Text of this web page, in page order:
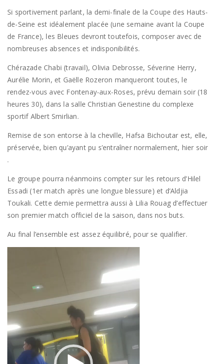
Si sportivement parlant, la demi-finale de la Coupe des Hauts-
de-Seine est idéalement placée (une semaine avant la Coupe
de France), les Bleues devront toutefois, composer avec de
nombreuses absences et indisponibilités.
Chérazade Chabi (travail), Olivia Debrosse, Séverine Herry,
Aurélie Morin, et Gaëlle Rozeron manqueront toutes, le
rendez-vous avec Fontenay-aux-Roses, prévu demain soir (18
heures 30), dans la salle Christian Genestine du complexe
sportif Albert Smirlian.
Remise de son entorse à la cheville, Hafsa Bichoutar est, elle,
préservée, bien qu’ayant pu s’entraîner normalement, hier soir
.
Le groupe pourra néanmoins compter sur les retours d’Hilel
Essadi (1er match après une longue blessure) et d’Aldjia
Toukali. Cette demie permettra aussi à Lilia Rouag d’effectuer
son premier match officiel de la saison, dans nos buts.
Au final l’ensemble est assez équilibré, pour se qualifier.